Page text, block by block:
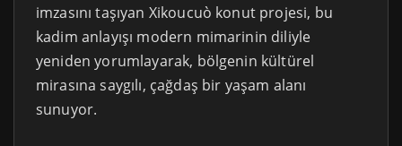
imzasını taşıyan Xikoucuò konut projesi, bu
kadim anlayışı modern mimarinin diliyle
yeniden yorumlayarak, bölgenin kültürel
mirasına saygılı, çağdaş bir yaşam alanı
sunuyor.